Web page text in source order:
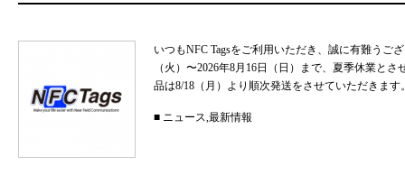
いつもNFC Tagsをご利用いただき、誠に有難う
（火）〜2026年8月16日（日）まで、夏季休業と
品は8/18（月）より順次発送をさせていただきま
■ ニュース,最新情報